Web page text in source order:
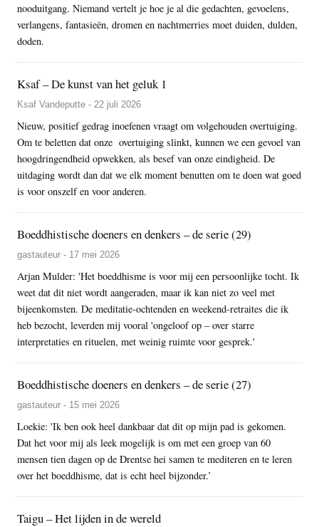
nooduitgang. Niemand vertelt je hoe je al die gedachten, gevoelens,
verlangens, fantasieën, dromen en nachtmerries moet duiden, dulden,
doden.
Ksaf – De kunst van het geluk 1
Ksaf Vandeputte - 22 juli 2026
Nieuw, positief gedrag inoefenen vraagt om volgehouden overtuiging.
Om te beletten dat onze overtuiging slinkt, kunnen we een gevoel van
hoogdringendheid opwekken, als besef van onze eindigheid. De
uitdaging wordt dan dat we elk moment benutten om te doen wat goed
is voor onszelf en voor anderen.
Boeddhistische doeners en denkers – de serie (29)
gastauteur - 17 mei 2026
Arjan Mulder: 'Het boeddhisme is voor mij een persoonlijke tocht. Ik
weet dat dit niet wordt aangeraden, maar ik kan niet zo veel met
bijeenkomsten. De meditatie-ochtenden en weekend-retraites die ik
heb bezocht, leverden mij vooral 'ongeloof op – over starre
interpretaties en rituelen, met weinig ruimte voor gesprek.'
Boeddhistische doeners en denkers – de serie (27)
gastauteur - 15 mei 2026
Loekie: 'Ik ben ook heel dankbaar dat dit op mijn pad is gekomen.
Dat het voor mij als leek mogelijk is om met een groep van 60
mensen tien dagen op de Drentse hei samen te mediteren en te leren
over het boeddhisme, dat is echt heel bijzonder.’
Taigu – Het lijden in de wereld